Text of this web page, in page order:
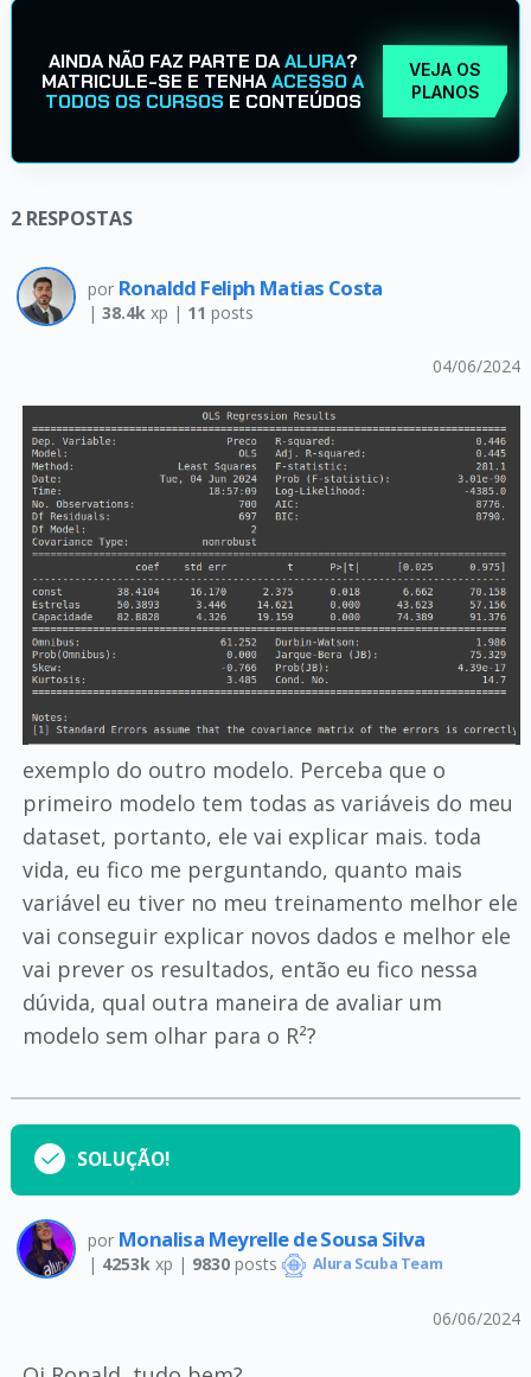
AINDA NÃO FAZ PARTE DAALURA?
MATRICULE-SE E TENHAACESSO A
TODOS OS CURSOS E CONTEÚDOS
VEJA OS
PLANOS
2 RESPOSTAS
por Ronaldd Feliph Matias Costa
| 38.4kxp | 11 posts
04/06/2024
exemplo do outro modelo. Perceba que o
primeiro modelo tem todas as variáveis do meu
dataset, portanto, ele vai explicar mais. toda
vida, eu fico me perguntando, quanto mais
variável eu tiver no meu treinamento melhor ele
vai conseguir explicar novos dados e melhor ele
vai prever os resultados, então eu fico nessa
dúvida, qual outra maneira de avaliar um
modelo sem olhar para o R²?
SOLUÇÃO!
por Monalisa Meyrelle de Sousa Silva
| 4253k xp | 9830posts Alura Scuba Team
06/06/2024